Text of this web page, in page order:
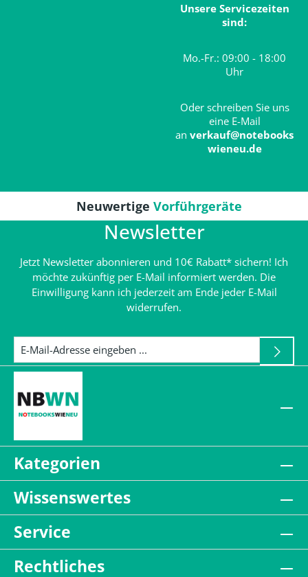
Unsere Servicezeiten
sind:
Mo.-Fr.: 09:00 - 18:00
Uhr
Oder schreiben Sie uns
eine E-Mail
an verkauf@notebooks
wieneu.de
Neuwertige Vorführgeräte
Newsletter
Jetzt Newsletter abonnieren und 10€ Rabatt* sichern! Ich
möchte zukünftig per E-Mail informiert werden. Die
Einwilligung kann ich jederzeit am Ende jeder E-Mail
widerrufen.
Kategorien
Wissenswertes
Service
Rechtliches